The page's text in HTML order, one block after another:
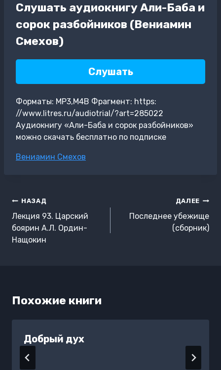
Слушать аудиокнигу Али-Баба и
сорок разбойников (Вениамин
Смехов)
Слушать
Форматы: MP3,M4B Фрагмент: https:
//www.litres.ru/audiotrial/?art=285022
Аудиокнигу «Али-Баба и сорок разбойников»
можно скачать бесплатно по подписке
Метки
Вениамин Смехов
Навигация
по
записям
НАЗАД
Лекция 93. Царский
боярин А.Л. Ордин-
Нащокин
ДАЛЕЕ
Последнее убежище
(сборник)
Похожие книги
Добрый дух